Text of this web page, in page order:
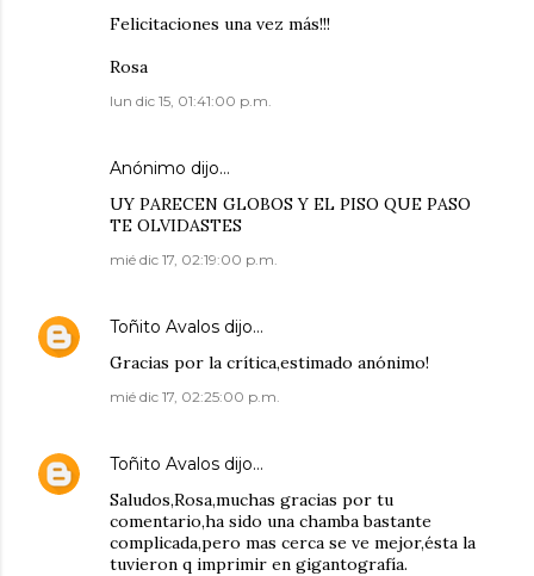
Felicitaciones una vez más!!!
Rosa
lun dic 15, 01:41:00 p.m.
Anónimo dijo…
UY PARECEN GLOBOS Y EL PISO QUE PASO
TE OLVIDASTES
mié dic 17, 02:19:00 p.m.
Toñito Avalos dijo…
Gracias por la crítica,estimado anónimo!
mié dic 17, 02:25:00 p.m.
Toñito Avalos dijo…
Saludos,Rosa,muchas gracias por tu
comentario,ha sido una chamba bastante
complicada,pero mas cerca se ve mejor,ésta la
tuvieron q imprimir en gigantografía.